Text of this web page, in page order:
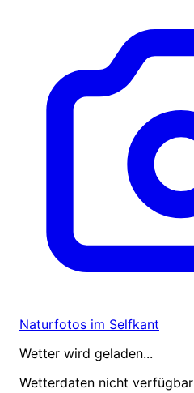
Naturfotos im Selfkant
Wetter wird geladen...
Wetterdaten nicht verfügbar